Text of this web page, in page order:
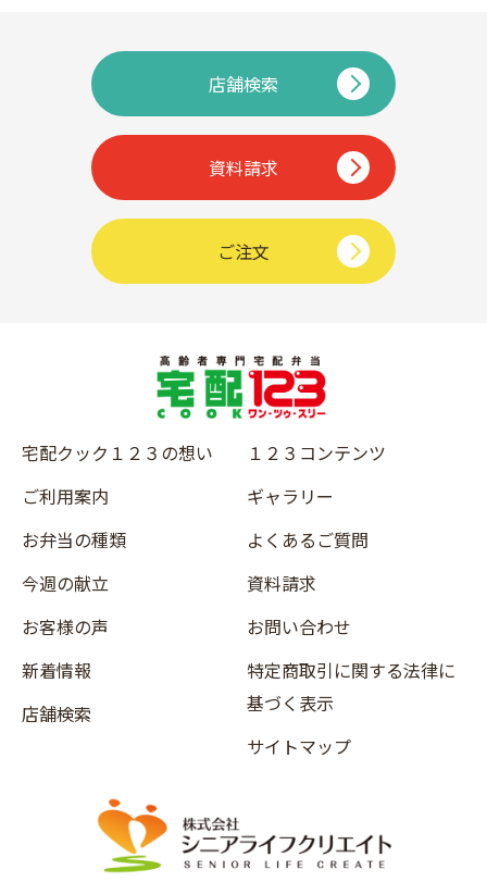
店舗検索
資料請求
ご注文
宅配クック１２３の想い
ご利用案内
お弁当の種類
今週の献立
お客様の声
新着情報
店舗検索
１２３コンテンツ
ギャラリー
よくあるご質問
資料請求
お問い合わせ
特定商取引に関する法律に
基づく表示
サイトマップ